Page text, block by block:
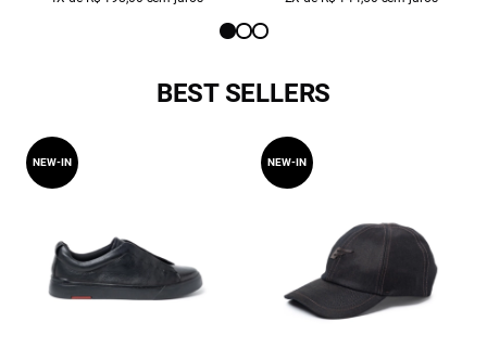
BEST SELLERS
NEW-IN NEW-IN